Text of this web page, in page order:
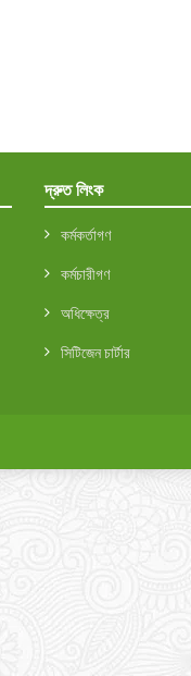
দ্রুত লিংক
কর্মকর্তাগণ
কর্মচারীগণ
অধিক্ষেত্র
সিটিজেন চার্টার